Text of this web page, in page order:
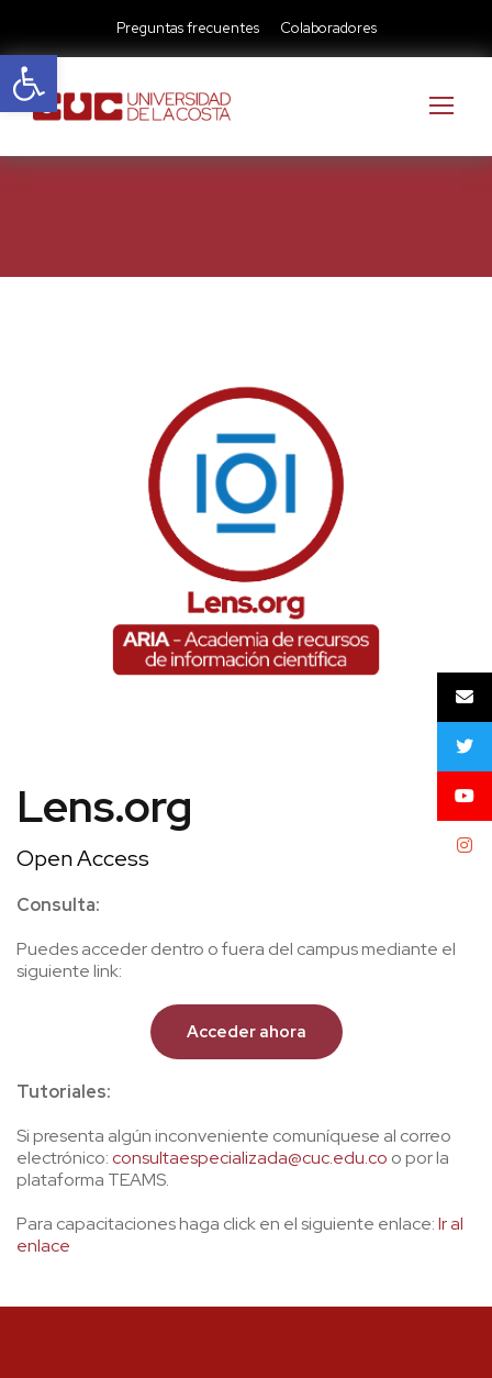
Abrir barra de herramientas
Preguntas frecuentes Colaboradores
Lens.org
Open Access
Consulta:
Puedes acceder dentro o fuera del campus mediante el
siguiente link:
Acceder ahora
Tutoriales:
Si presenta algún inconveniente comuníquese al correo
electrónico: consultaespecializada@cuc.edu.co o por la
plataforma TEAMS.
Para capacitaciones haga click en el siguiente enlace:Ir al
enlace